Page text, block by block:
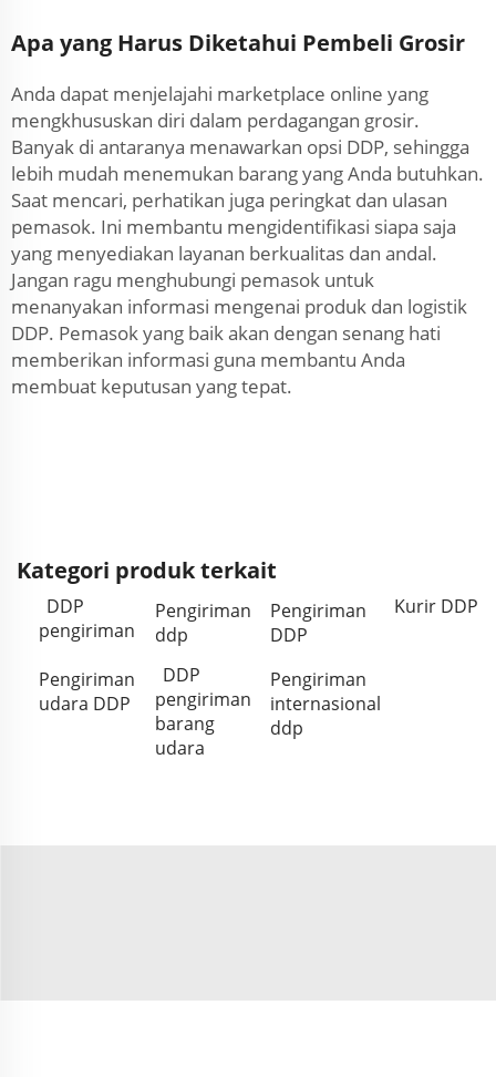
Apa yang Harus Diketahui Pembeli Grosir
Anda dapat menjelajahi marketplace online yang
mengkhususkan diri dalam perdagangan grosir.
Banyak di antaranya menawarkan opsi DDP, sehingga
lebih mudah menemukan barang yang Anda butuhkan.
Saat mencari, perhatikan juga peringkat dan ulasan
pemasok. Ini membantu mengidentifikasi siapa saja
yang menyediakan layanan berkualitas dan andal.
Jangan ragu menghubungi pemasok untuk
menanyakan informasi mengenai produk dan logistik
DDP. Pemasok yang baik akan dengan senang hati
memberikan informasi guna membantu Anda
membuat keputusan yang tepat.
Kategori produk terkait
DDP
pengiriman
Pengiriman
ddp
Pengiriman
DDP
Kurir DDP
Pengiriman
udara DDP
DDP
pengiriman
barang
udara
Pengiriman
internasional
ddp